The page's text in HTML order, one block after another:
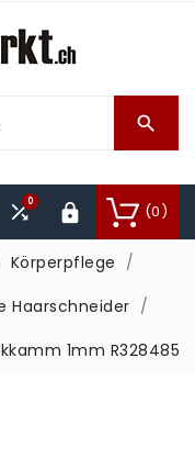

(0)

0
Körperpflege
Haarschneider
1mm R328485